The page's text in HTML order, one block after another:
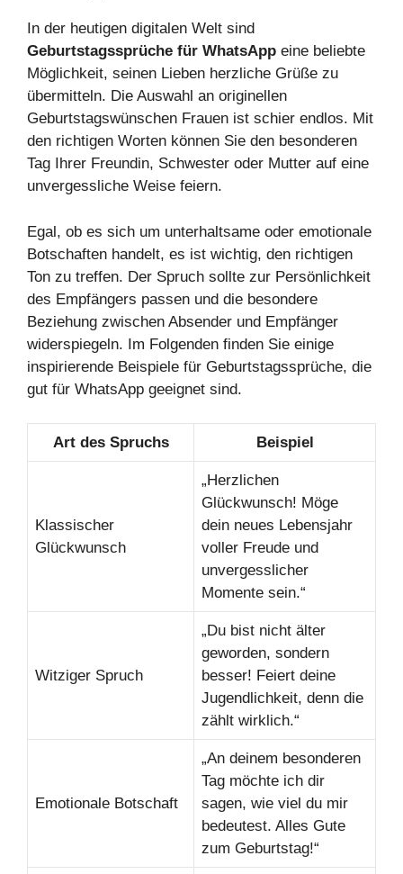
In der heutigen digitalen Welt sind
Geburtstagssprüche für WhatsApp eine beliebte
Möglichkeit, seinen Lieben herzliche Grüße zu
übermitteln. Die Auswahl an originellen
Geburtstagswünschen Frauen ist schier endlos. Mit
den richtigen Worten können Sie den besonderen
Tag Ihrer Freundin, Schwester oder Mutter auf eine
unvergessliche Weise feiern.
Egal, ob es sich um unterhaltsame oder emotionale
Botschaften handelt, es ist wichtig, den richtigen
Ton zu treffen. Der Spruch sollte zur Persönlichkeit
des Empfängers passen und die besondere
Beziehung zwischen Absender und Empfänger
widerspiegeln. Im Folgenden finden Sie einige
inspirierende Beispiele für Geburtstagssprüche, die
gut für WhatsApp geeignet sind.
Art des Spruchs Beispiel
Klassischer
Glückwunsch
„Herzlichen
Glückwunsch! Möge
dein neues Lebensjahr
voller Freude und
unvergesslicher
Momente sein.“
Witziger Spruch
„Du bist nicht älter
geworden, sondern
besser! Feiert deine
Jugendlichkeit, denn die
zählt wirklich.“
Emotionale Botschaft
„An deinem besonderen
Tag möchte ich dir
sagen, wie viel du mir
bedeutest. Alles Gute
zum Geburtstag!“